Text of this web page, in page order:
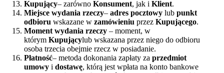
Kupujący– zarówno Konsument, jak i Klient.
Miejsce wydania rzeczy– adres pocztowy lub punkt
odbioru wskazane w zamówieniu przez Kupującego.
Moment wydania rzeczy – moment, w
którym Kupującylub wskazana przez niego do odbioru
osoba trzecia obejmie rzecz w posiadanie.
Płatność– metoda dokonania zapłaty za przedmiot
umowy i dostawę, którą jest wpłata na konto bankowe